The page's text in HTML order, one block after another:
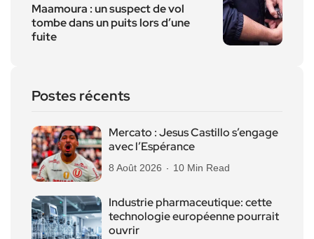
Maamoura : un suspect de vol
tombe dans un puits lors d’une
fuite
Postes récents
Mercato : Jesus Castillo s’engage
avec l’Espérance
8 Août 2026 10 Min Read
Industrie pharmaceutique: cette
technologie européenne pourrait
ouvrir